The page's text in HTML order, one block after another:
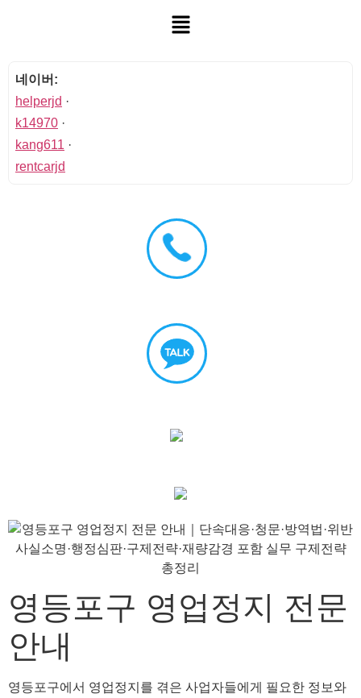
네이버:
helperjd ·
k14970 ·
kang611 ·
rentcarjd
영등포구 영업정지 전문
안내
영등포구에서 영업정지를 겪은 사업자들에게 필요한 정보와